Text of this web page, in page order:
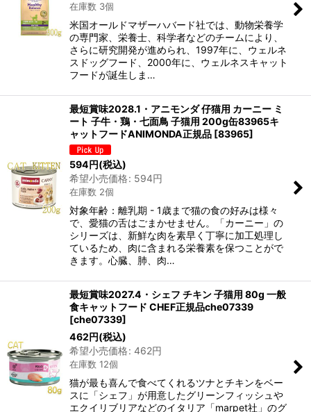
在庫数 3個
米国オールドマザーハバード社では、動物栄養学
の専門家、栄養士、科学者などのチームにより、
さらに研究開発が進められ、1997年に、ウェルネ
スドッグフード、2000年に、ウェルネスキャット
フードが誕生しま…
最短賞味2028.1・アニモンダ 仔猫用 カーニー ミ
ート 子牛・鶏・七面鳥 子猫用 200g缶83965キ
ャットフードANIMONDA正規品 [83965]
594円(税込)
希望小売価格: 594円
在庫数 2個
対象年齢：離乳期 - 1歳まで猫の食の好みは様々
で、愛猫の舌はごまかせません。「カーニー」の
シリーズは、新鮮な肉を素早く丁寧に加工処理し
ているため、肉に含まれる栄養素を保つことがで
きます。心臓、肺、肉…
最短賞味2027.4・シェフ チキン 子猫用 80g 一般
食キャットフード CHEF正規品che07339
[che07339]
462円(税込)
希望小売価格: 462円
在庫数 12個
猫が最も喜んで食べてくれるツナとチキンをベー
スに「シェフ」が用意したグリーンフィッシュや
エクイリブリアなどのイタリア「marpet社」のグ